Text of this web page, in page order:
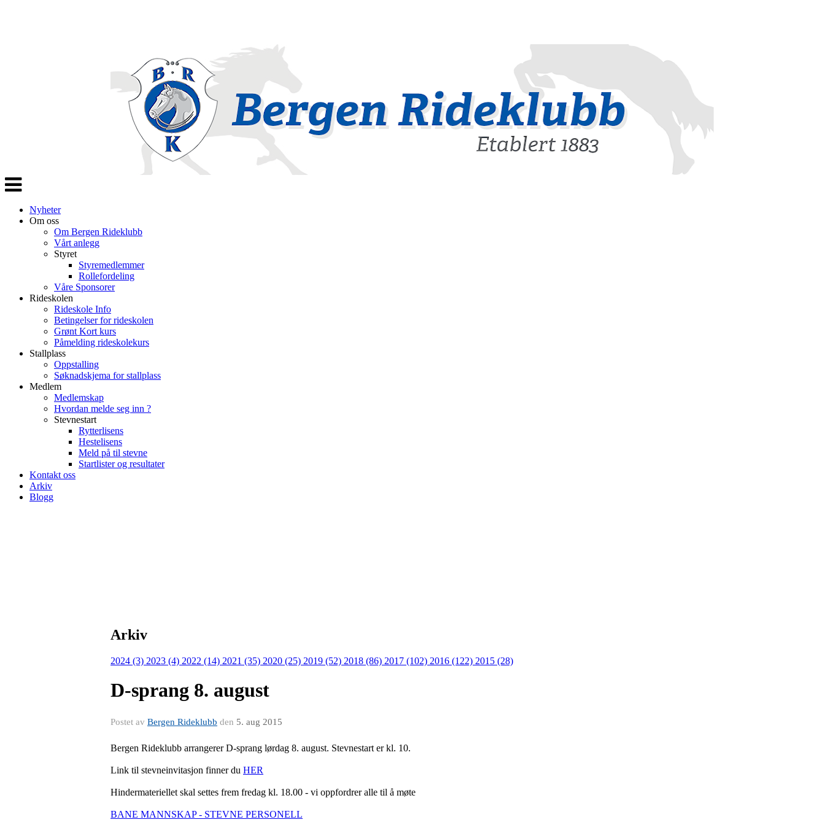
Veksle
navigasjon
Nyheter
Om oss
Om Bergen Rideklubb
Vårt anlegg
Styret
Styremedlemmer
Rollefordeling
Våre Sponsorer
Rideskolen
Rideskole Info
Betingelser for rideskolen
Grønt Kort kurs
Påmelding rideskolekurs
Stallplass
Oppstalling
Søknadskjema for stallplass
Medlem
Medlemskap
Hvordan melde seg inn ?
Stevnestart
Rytterlisens
Hestelisens
Meld på til stevne
Startlister og resultater
Kontakt oss
Arkiv
Blogg
Arkiv
2024 (3) 2023 (4) 2022 (14) 2021 (35) 2020 (25) 2019 (52) 2018 (86) 2017 (102) 2016 (122) 2015 (28)
D-sprang 8. august
Postet av Bergen Rideklubb den 5. aug 2015
Bergen Rideklubb arrangerer D-sprang lørdag 8. august. Stevnestart er kl. 10.
Link til stevneinvitasjon finner du HER
Hindermateriellet skal settes frem fredag kl. 18.00 - vi oppfordrer alle til å møte
BANE MANNSKAP - STEVNE PERSONELL